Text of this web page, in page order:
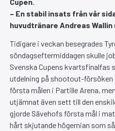
– En stabil insats från vår
huvudtränare Andreas Wallin
Tidigare i veckan besegrades
söndagseftermiddagen skulle
Svenska Cupens kvartsfinalfas
utdelning på shootout-försöken
första målen i Partille Arena,
utjämnat även sett till den
gjorde Sävehofs första mål i
hårt skjutande högernian som